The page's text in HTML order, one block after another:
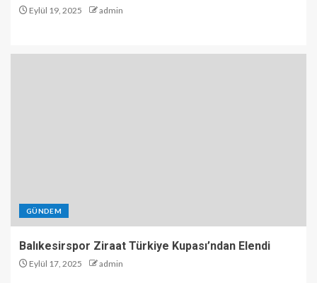
Eylül 19, 2025 admin
GÜNDEM
Balıkesirspor Ziraat Türkiye Kupası’ndan Elendi
Eylül 17, 2025 admin